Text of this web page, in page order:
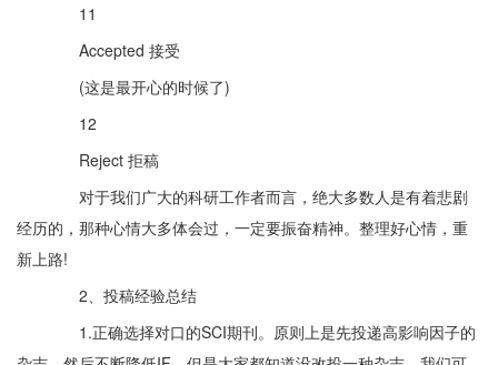
11
Accepted 接受
(这是最开心的时候了)
12
Reject 拒稿
对于我们广大的科研工作者而言，绝大多数人是有着悲剧
经历的，那种心情大多体会过，一定要振奋精神。整理好心情，重
新上路!
2、投稿经验总结
1.正确选择对口的SCI期刊。原则上是先投递高影响因子的